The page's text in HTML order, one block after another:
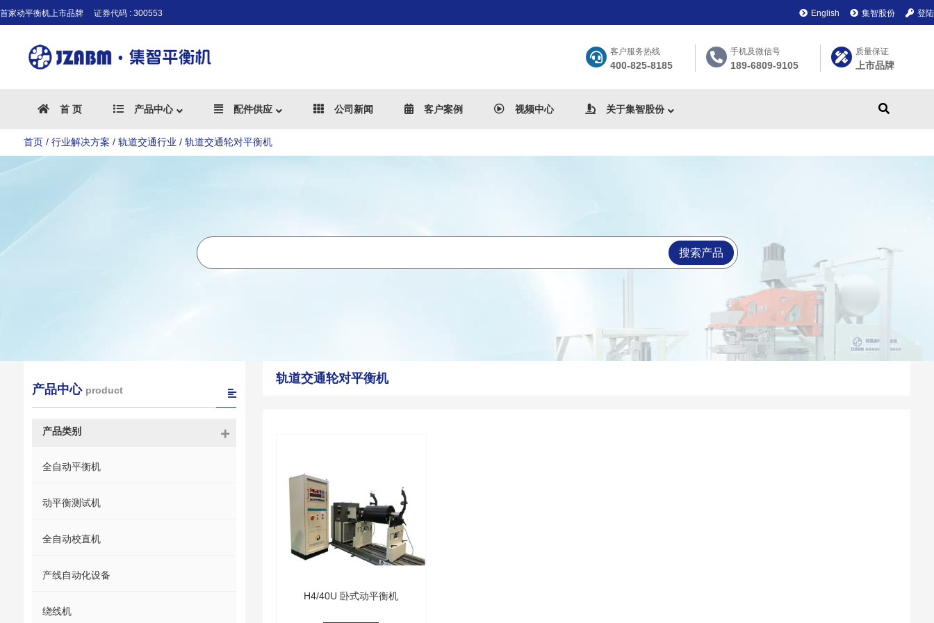
首家动平衡机上市品牌 证券代码 : 300553 English 集智股份 登陆
客户服务热线
400-825-8185
手机及微信号
189-6809-9105
质量保证
上市品牌
首 页 产品中心 配件供应 公司新闻 客户案例 视频中心 关于集智股份
首页/ 行业解决方案 / 轨道交通行业 / 轨道交通轮对平衡机
搜索产品
轨道交通轮对平衡机
H4/40U 卧式动平衡机
产品中心 product
产品类别
全自动平衡机
动平衡测试机
全自动校直机
产线自动化设备
绕线机